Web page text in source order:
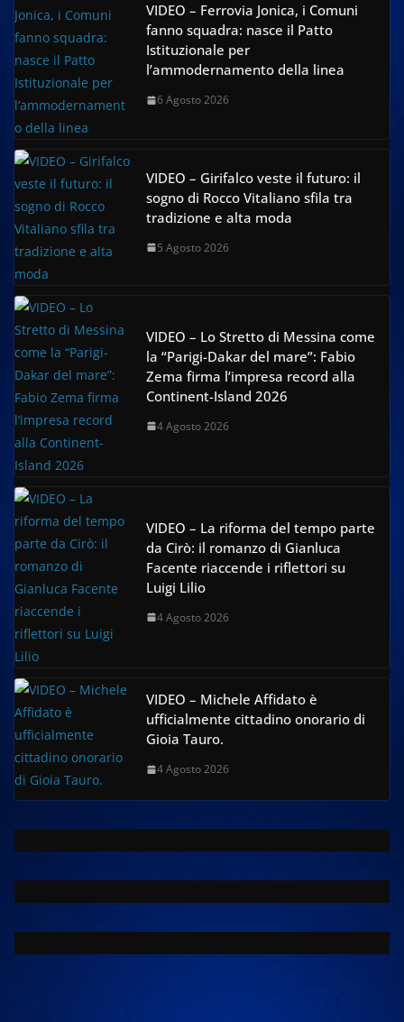
VIDEO – Ferrovia Jonica, i Comuni
fanno squadra: nasce il Patto
Istituzionale per
l’ammodernamento della linea
6 Agosto 2026
VIDEO – Girifalco veste il futuro: il
sogno di Rocco Vitaliano sfila tra
tradizione e alta moda
5 Agosto 2026
VIDEO – Lo Stretto di Messina come
la “Parigi-Dakar del mare”: Fabio
Zema firma l’impresa record alla
Continent-Island 2026
4 Agosto 2026
VIDEO – La riforma del tempo parte
da Cirò: il romanzo di Gianluca
Facente riaccende i riflettori su
Luigi Lilio
4 Agosto 2026
VIDEO – Michele Affidato è
ufficialmente cittadino onorario di
Gioia Tauro.
4 Agosto 2026